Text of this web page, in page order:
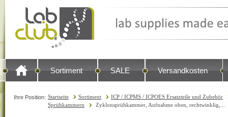
Sortiment SALE Versandkosten
Ihre Position: Startseite Sortiment
ICP / ICPMS / ICPOES Ersatzteile und Zubehör
Sprühkammern
Zyklonsprühkammer, Aufnahme oben, rechtwinklig,...